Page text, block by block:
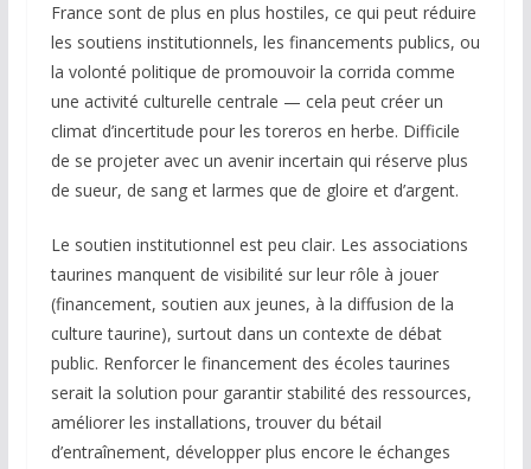
France sont de plus en plus hostiles, ce qui peut réduire
les soutiens institutionnels, les financements publics, ou
la volonté politique de promouvoir la corrida comme
une activité culturelle centrale — cela peut créer un
climat d’incertitude pour les toreros en herbe. Difficile
de se projeter avec un avenir incertain qui réserve plus
de sueur, de sang et larmes que de gloire et d’argent.
Le soutien institutionnel est peu clair. Les associations
taurines manquent de visibilité sur leur rôle à jouer
(financement, soutien aux jeunes, à la diffusion de la
culture taurine), surtout dans un contexte de débat
public. Renforcer le financement des écoles taurines
serait la solution pour garantir stabilité des ressources,
améliorer les installations, trouver du bétail
d’entraînement, développer plus encore le échanges